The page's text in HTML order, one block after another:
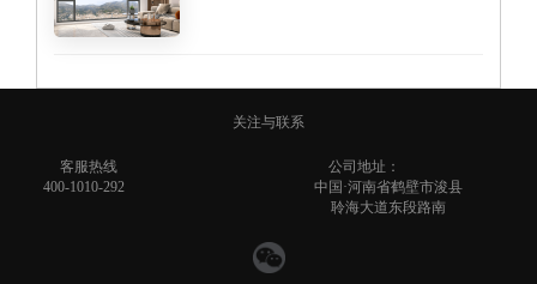
关注与联系
客服热线
400-1010-292
公司地址：
中国·河南省鹤壁市浚县
聆海大道东段路南